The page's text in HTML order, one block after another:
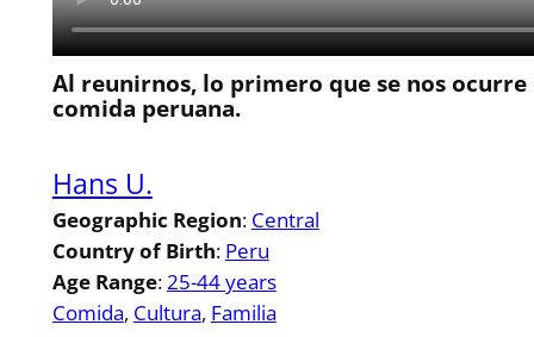
Al reunirnos, lo primero que se nos
comida peruana.
Hans U.
Geographic Region: Central
Country of Birth: Peru
Age Range:25-44 years
Comida, Cultura, Familia